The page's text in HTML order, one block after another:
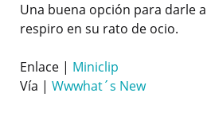
Una buena opción para darle
respiro en su rato de ocio.
Enlace | Miniclip
Vía | Wwwhat´s New